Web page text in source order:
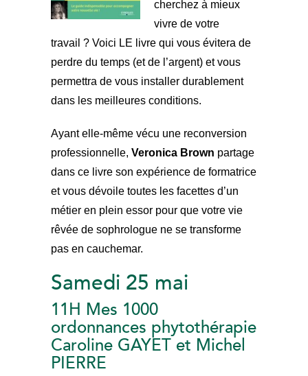
cherchez à mieux
vivre de votre
travail ? Voici LE livre qui vous évitera de
perdre du temps (et de l’argent) et vous
permettra de vous installer durablement
dans les meilleures conditions.
Ayant elle-même vécu une reconversion
professionnelle, Veronica Brown partage
dans ce livre son expérience de formatrice
et vous dévoile toutes les facettes d’un
métier en plein essor pour que votre vie
rêvée de sophrologue ne se transforme
pas en cauchemar.
Samedi 25 mai
11H Mes 1000
ordonnances phytothérapie
Caroline GAYET et Michel
PIERRE